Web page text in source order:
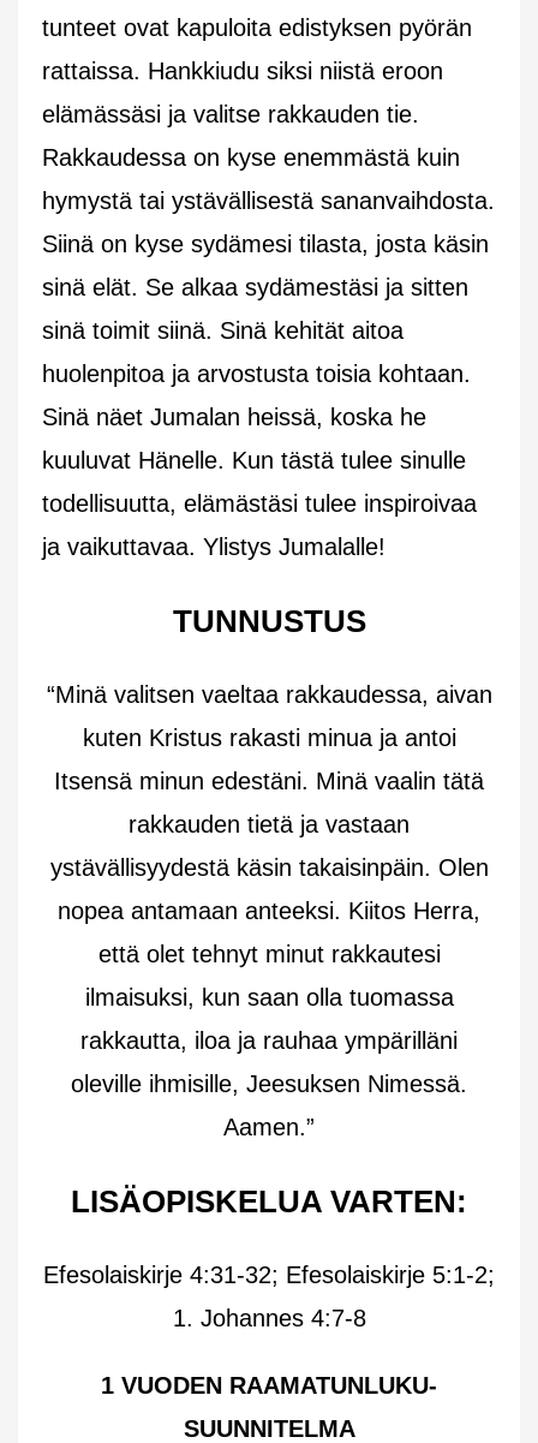
tunteet ovat kapuloita edistyksen pyörän
rattaissa. Hankkiudu siksi niistä eroon
elämässäsi ja valitse rakkauden tie.
Rakkaudessa on kyse enemmästä kuin
hymystä tai ystävällisestä sananvaihdosta.
Siinä on kyse sydämesi tilasta, josta käsin
sinä elät. Se alkaa sydämestäsi ja sitten
sinä toimit siinä. Sinä kehität aitoa
huolenpitoa ja arvostusta toisia kohtaan.
Sinä näet Jumalan heissä, koska he
kuuluvat Hänelle. Kun tästä tulee sinulle
todellisuutta, elämästäsi tulee inspiroivaa
ja vaikuttavaa. Ylistys Jumalalle!
TUNNUSTUS
“Minä valitsen vaeltaa rakkaudessa, aivan
kuten Kristus rakasti minua ja antoi
Itsensä minun edestäni. Minä vaalin tätä
rakkauden tietä ja vastaan
ystävällisyydestä käsin takaisinpäin. Olen
nopea antamaan anteeksi. Kiitos Herra,
että olet tehnyt minut rakkautesi
ilmaisuksi, kun saan olla tuomassa
rakkautta, iloa ja rauhaa ympärilläni
oleville ihmisille, Jeesuksen Nimessä.
Aamen.”
LISÄOPISKELUA VARTEN:
Efesolaiskirje 4:31-32; Efesolaiskirje 5:1-2;
1. Johannes 4:7-8
1 VUODEN RAAMATUNLUKU-
SUUNNITELMA